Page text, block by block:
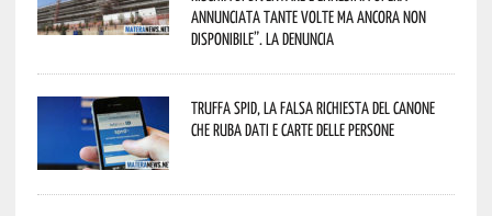
annunciata tante volte ma ancora non
disponibile”. La denuncia
Truffa Spid, la falsa richiesta del canone
che ruba dati e carte delle persone